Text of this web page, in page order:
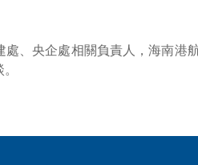
、央企處相關負責人，海南